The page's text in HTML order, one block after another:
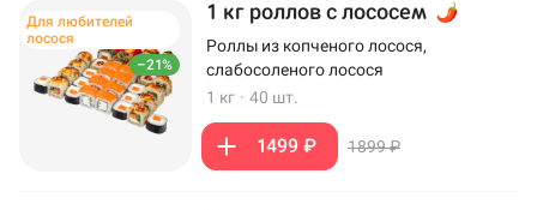
–21%
Для любителей
лосося
1 кг роллов с лососем
Роллы из копченого лосося,
слабосоленого лосося
1 кг · 40 шт.
1499 ₽ 1899 ₽